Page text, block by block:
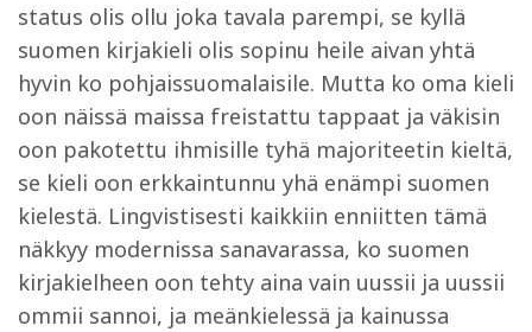
status olis ollu joka tavala parempi, se kyllä
suomen kirjakieli olis sopinu heile aivan yhtä
hyvin ko pohjaissuomalaisile. Mutta ko oma kieli
oon näissä maissa freistattu tappaat ja väkisin
oon pakotettu ihmisille tyhä majoriteetin kieltä,
se kieli oon erkkaintunnu yhä enämpi suomen
kielestä. Lingvistisesti kaikkiin enniitten tämä
näkkyy modernissa sanavarassa, ko suomen
kirjakielheen oon tehty aina vain uussii ja uussii
ommii sannoi, ja meänkielessä ja kainussa